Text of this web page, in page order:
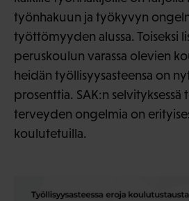
työnhakuun ja työkyvyn
työttömyyden alussa. Toiseksi
peruskoulun varassa olevien
heidän työllisyysasteensa on
prosenttia. SAK:n
terveyden ongelmia on
koulutetuilla.